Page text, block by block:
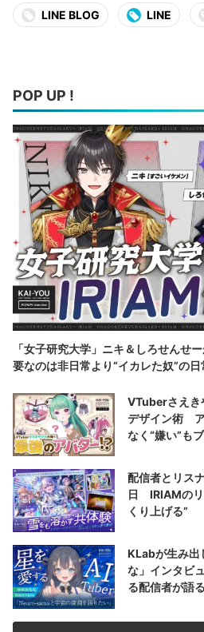
LINE BLOG LINE
POP UP !
「女子研究大学」ニキ＆しろせん
要なのは非日常より“イカレた奴”の日
VTuberさえき
デザイン術 ア
なく“嫌い”も
配信者とリス
日 IRIAMのリ
くり上げる”
KLabが生み出
な」インタビ
る配信者が語